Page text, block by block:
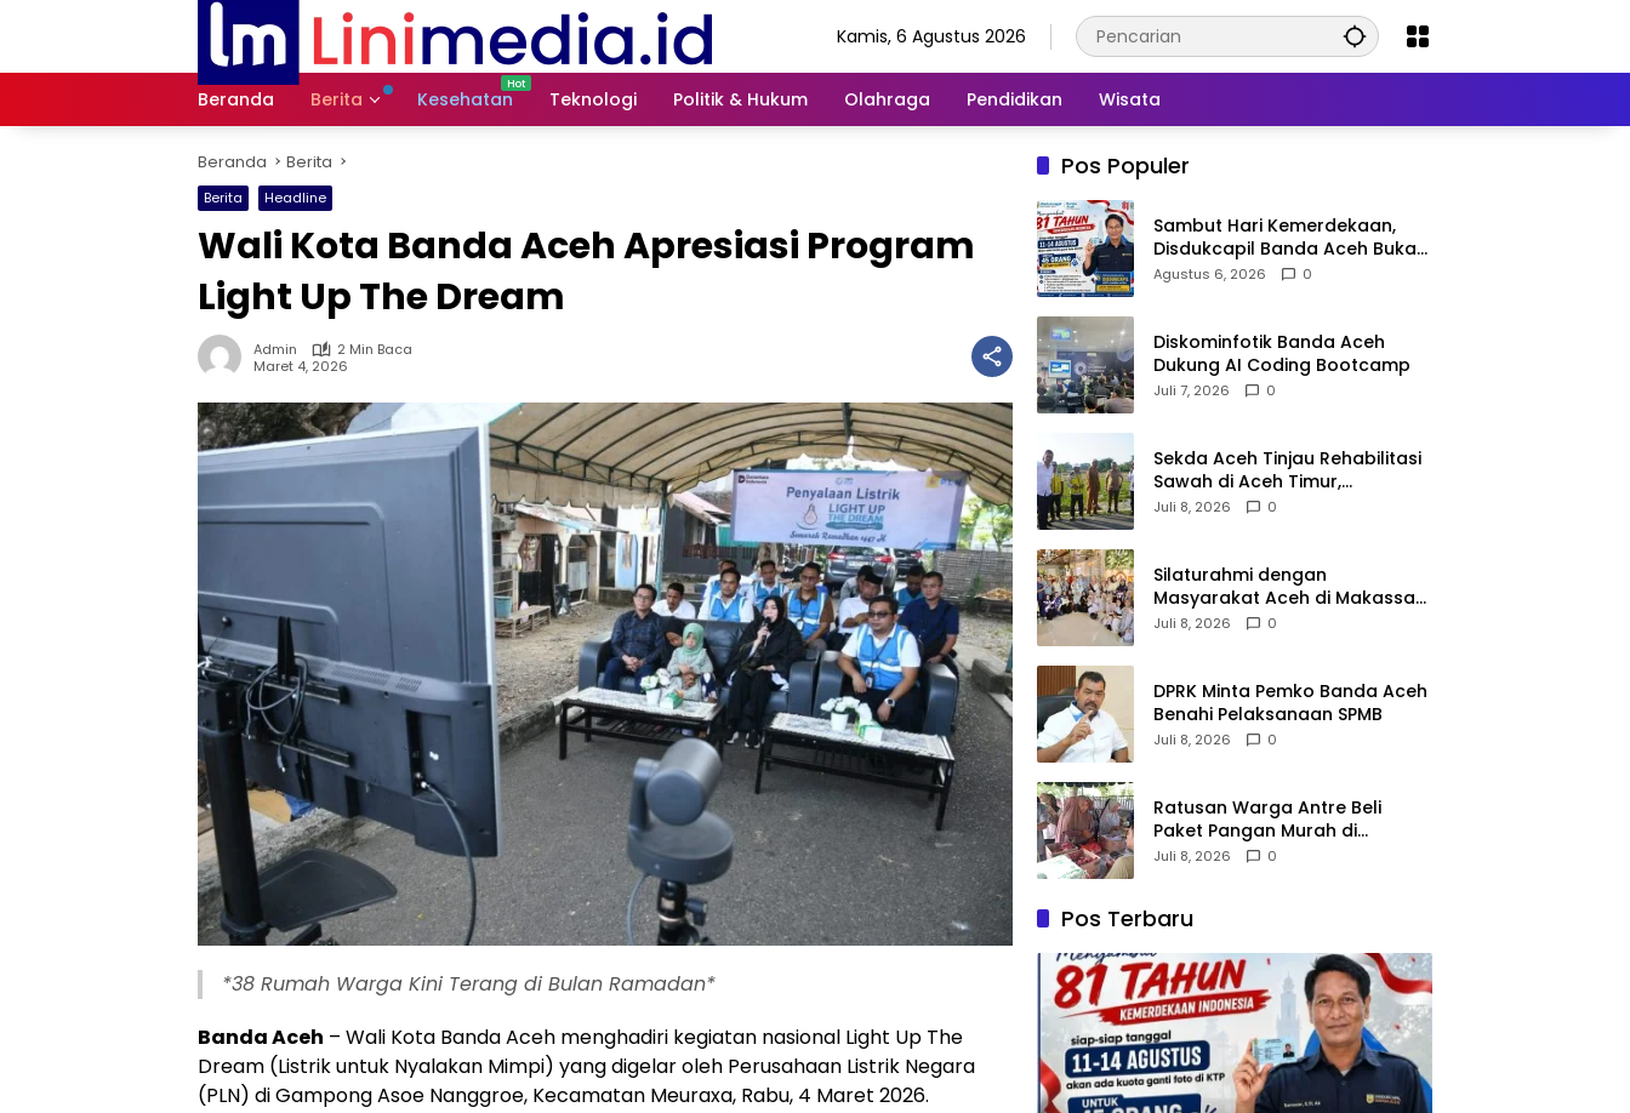
Kamis, 6 Agustus 2026
Beranda Berita Kesehatan Teknologi Politik & Hukum Olahraga Pendidikan Wisata
Beranda Berita
Berita Headline
Wali Kota Banda Aceh Apresiasi Program
Light Up The Dream
Admin
2 Min Baca
Maret 4, 2026
*38 Rumah Warga Kini Terang di Bulan Ramadan*
Banda Aceh – Wali Kota Banda Aceh menghadiri kegiatan nasional Light Up The
Dream (Listrik untuk Nyalakan Mimpi) yang digelar oleh Perusahaan Listrik Negara
(PLN) di Gampong Asoe Nanggroe, Kecamatan Meuraxa, Rabu, 4 Maret 2026.
Pos Populer
Sambut Hari Kemerdekaan,
Disdukcapil Banda Aceh Buka
Layanan Ganti Foto KTP
Agustus 6, 2026 0
Diskominfotik Banda Aceh
Dukung AI Coding Bootcamp
Juli 7, 2026 0
Sekda Aceh Tinjau Rehabilitasi
Sawah di Aceh Timur,
Targetkan Tanam Juli
Juli 8, 2026 0
Silaturahmi dengan
Masyarakat Aceh di Makassar,
Kak Na Mengaku Bangga atas
Juli 8, 2026 0
DPRK Minta Pemko Banda Aceh
Benahi Pelaksanaan SPMB
Juli 8, 2026 0
Ratusan Warga Antre Beli
Paket Pangan Murah di
Simpang Tiga
Juli 8, 2026 0
Pos Terbaru